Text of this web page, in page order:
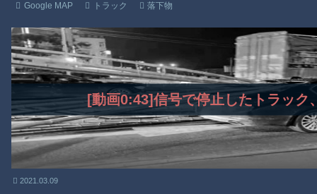
Google MAP トラック 落下物
[動画0:43]信号で停止したトラック
2021.03.09